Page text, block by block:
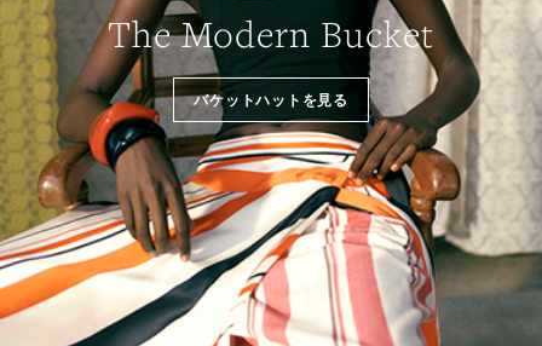
The Modern Bucket
バケットハットを見る